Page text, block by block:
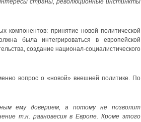
страны, революционные инстинкты
компонентов: принятие новой политической
была интегрироваться в европейской
создание национал-социалистического
вопрос о «новой» внешней политике. По
ему доверием, а потому не позволит
т.н. равновесия в Европе. Кроме этого